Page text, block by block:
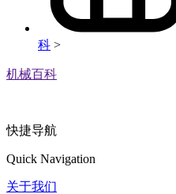
科 >
机械百科
快捷导航
Quick Navigation
关于我们